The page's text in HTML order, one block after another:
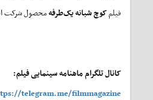
فیلمکوچ شبانه یک‌طرفهمحصول شرکت
کانال تلگرام ماهنامه سینمایی فیلم:
telegram.me/filmmagazine